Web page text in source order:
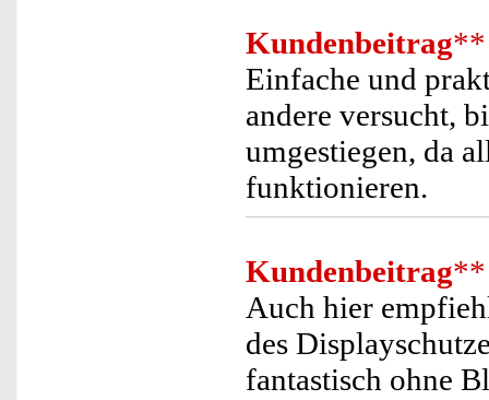
Kundenbeitrag**
Einfache und
andere versucht,
umgestiegen, da
funktionieren.
Kundenbeitrag**
Auch hier
des
fantastisch ohne